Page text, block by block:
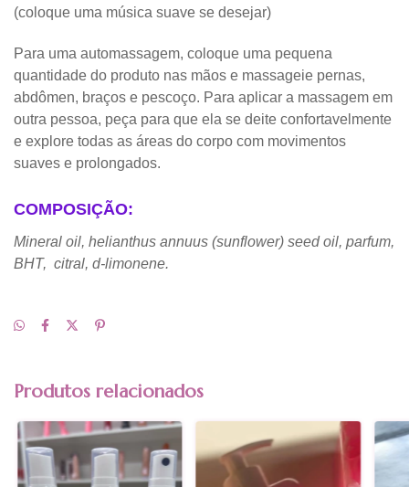
(coloque uma música suave se desejar)
Para uma automassagem, coloque uma pequena
quantidade do produto nas mãos e massageie pernas,
abdômen, braços e pescoço. Para aplicar a massagem em
outra pessoa, peça para que ela se deite confortavelmente
e explore todas as áreas do corpo com movimentos
suaves e prolongados.
COMPOSIÇÃO:
Mineral oil, helianthus annuus (sunflower) seed oil, parfum,
BHT, citral, d-limonene.
Produtos relacionados